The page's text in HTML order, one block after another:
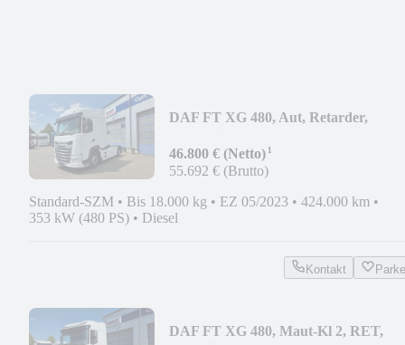
DAF FT XG 480, Aut, Retarder,
46.800 € (Netto)¹
55.692 € (Brutto)
Standard-SZM • Bis 18.000 kg • EZ 05/2023 • 424.000 km •
353 kW (480 PS) • Diesel
Kontakt
DAF FT XG 480, Maut-Kl 2, RET,